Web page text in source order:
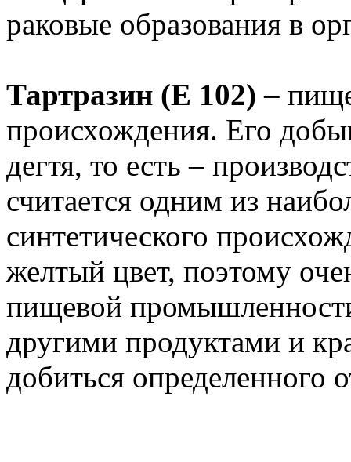
раковые образования в
Тартразин (Е 102)–
происхождения. Его
дегтя, то есть –
считается одним из
синтетического
желтый цвет, поэтому
пищевой
другими продуктами и
добиться определенного